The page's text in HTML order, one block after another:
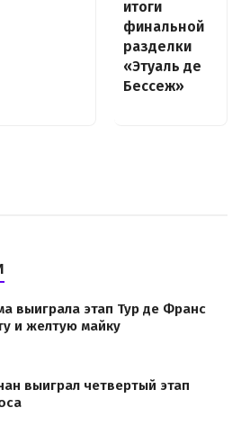
итоги
финальной
разделки
«Этуаль де
Бессеж»
выиграла этап Тур де Франс
и желтую майку
выиграл четвертый этап